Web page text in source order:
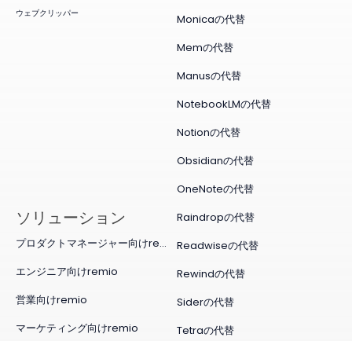
ウェブクリッパー
Monicaの代替
Memの代替
Manusの代替
NotebookLMの代替
Notionの代替
Obsidianの代替
OneNoteの代替
Raindropの代替
Readwiseの代替
Rewindの代替
Siderの代替
Tetraの代替
ソリューション
プロダクトマネージャー向けremio
エンジニア向けremio
営業向けremio
マーケティング向けremio